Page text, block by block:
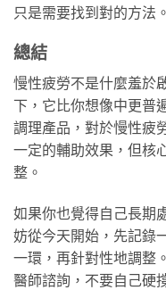
只是需要找到對的方法。
總結
慢性疲勞不是什麼羞於
下，它比你想像中更普
調理產品，對於慢性疲
一定的輔助效果，但核
整。
如果你也覺得自己長期
妨從今天開始，先記錄
一環，再針對性地調整
醫師諮詢，不要自己硬